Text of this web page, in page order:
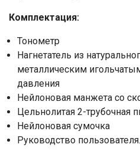
Комплектация:
Тонометр
Нагнетатель из
металлическим
давления
Нейлоновая манжета со
Цельнолитая 2-трубочная
Нейлоновая сумочка
Руководство пользователя.
Нажимая на кнопку
персональных данных